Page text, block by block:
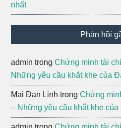
nhất
Phản hồi
admin trongChứng minh tài
Những yêu cầu khắt khe của
Mai Đan Linh trongChứng
– Những yêu cầu khắt khe